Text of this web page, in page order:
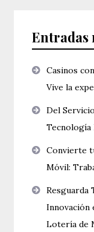
Entradas
Casinos
Vive la
Del
Tecnología
Convierte
Móvil:
Resguarda
Innovación
Lotería de